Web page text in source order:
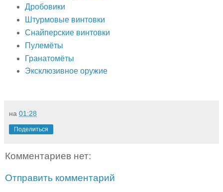
Дробовики
Штурмовые винтовки
Снайперские винтовки
Пулемёты
Гранатомёты
Эксклюзивное оружие
на 01:28
Поделиться
Комментариев нет:
Отправить комментарий